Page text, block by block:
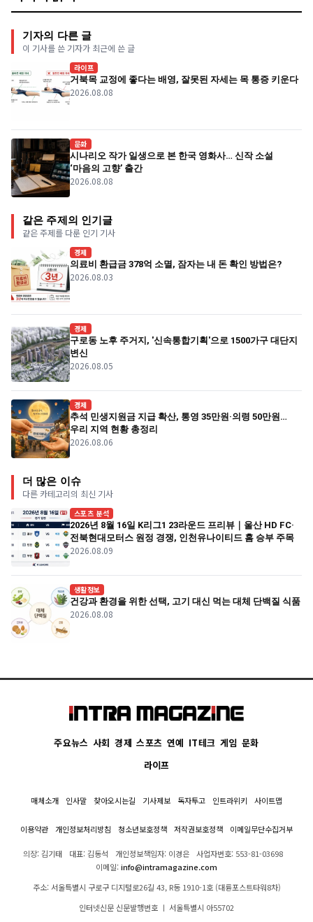
기자의 다른 글
이 기사를 쓴 기자가 최근에 쓴 글
라이프
거북목 교정에 좋다는 배영, 잘못된 자세는 목 통증 키운다
2026.08.08
문화
시나리오 작가 일생으로 본 한국 영화사… 신작 소설
‘마음의 고향’ 출간
2026.08.08
같은 주제의 인기글
같은 주제를 다룬 인기 기사
경제
의료비 환급금 378억 소멸, 잠자는 내 돈 확인 방법은?
2026.08.03
경제
구로동 노후 주거지, '신속통합기획'으로 1500가구 대단지
변신
2026.08.05
경제
추석 민생지원금 지급 확산, 통영 35만원·의령 50만원…
우리 지역 현황 총정리
2026.08.06
더 많은 이슈
다른 카테고리의 최신 기사
스포츠 분석
2026년 8월 16일 K리그1 23라운드 프리뷰｜울산 HD FC·
전북현대모터스 원정 경쟁, 인천유나이티드 홈 승부 주목
2026.08.09
생활정보
건강과 환경을 위한 선택, 고기 대신 먹는 대체 단백질 식품
2026.08.08
주요뉴스 사회 경제 스포츠 연예 IT테크 게임 문화
라이프
매체소개 인사말 찾아오시는길 기사제보 독자투고 인트라위키 사이트맵
이용약관 개인정보처리방침 청소년보호정책 저작권보호정책 이메일무단수집거부
의장: 김기태 대표: 김동석 개인정보책임자: 이경은
사업자번호: 553-81-03698
이메일:info@intramagazine.com
주소: 서울특별시 구로구 디지털로26길 43, R동 1910-1호 (대륭포스트타워8차)
인터넷신문 신문발행번호 ㅣ 서울특별시 아55702